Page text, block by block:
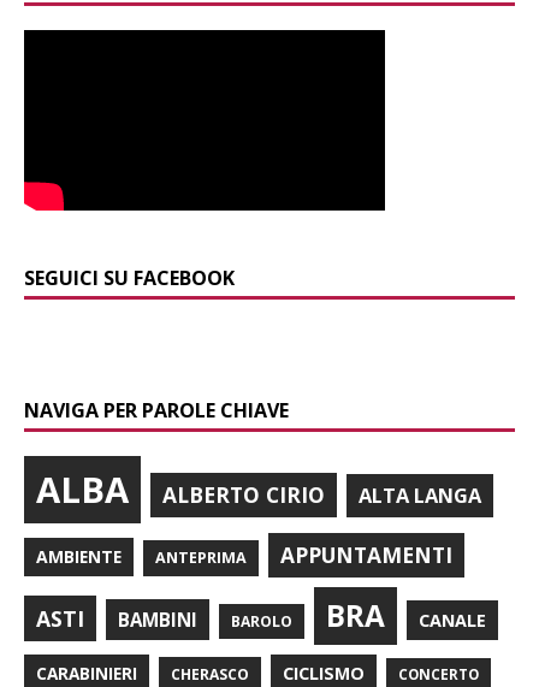
SEGUICI SU FACEBOOK
NAVIGA PER PAROLE CHIAVE
ALBA ALBERTO CIRIO ALTA LANGA
AMBIENTE ANTEPRIMA APPUNTAMENTI
ASTI BAMBINI BAROLO BRA CANALE
CARABINIERI CHERASCO CICLISMO CONCERTO